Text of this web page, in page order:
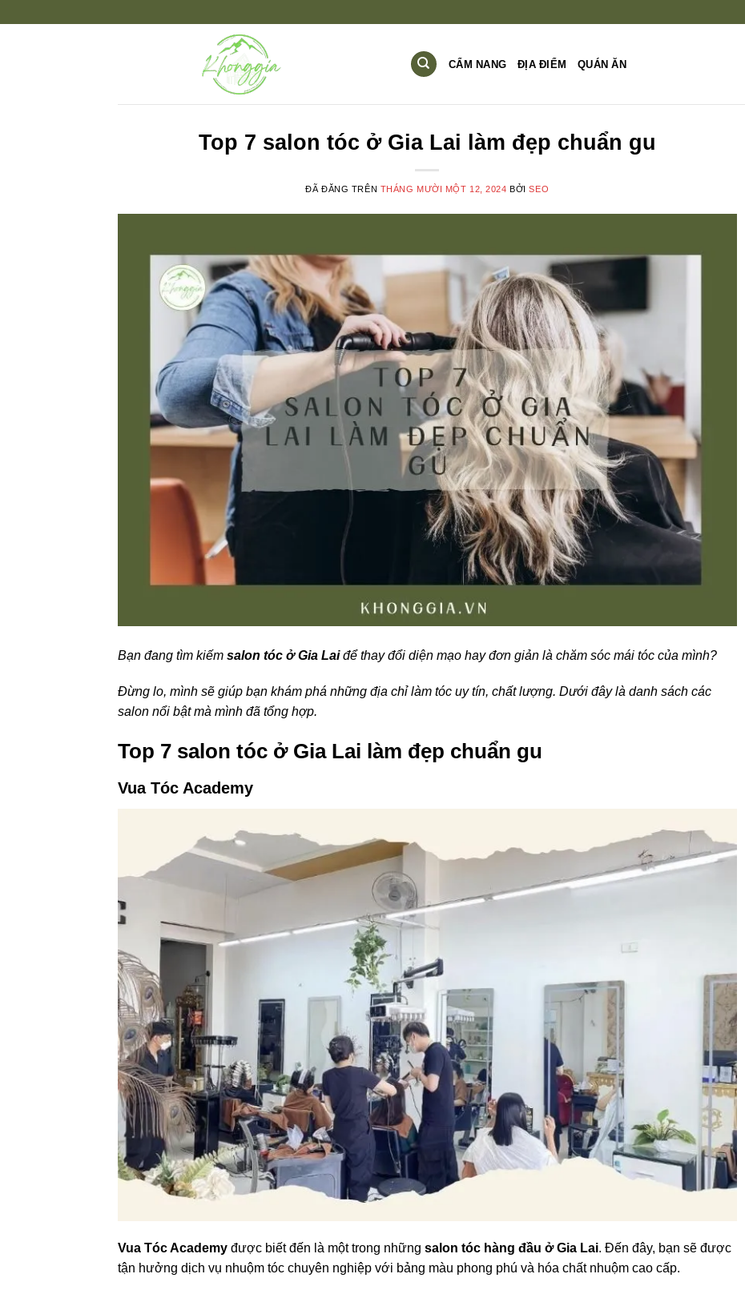
CẨM NANG ĐỊA ĐIỂM QUÁN ĂN
Top 7 salon tóc ở Gia Lai làm đẹp chuẩn gu
ĐÃ ĐĂNG TRÊN THÁNG MƯỜI MỘT 12, 2024 BỞISEO
Bạn đang tìm kiếm salon tóc ở Gia Laiđể thay đổi diện mạo hay đơn giản là chăm sóc mái tóc của mình?
Đừng lo, mình sẽ giúp bạn khám phá những địa chỉ làm tóc uy tín, chất lượng. Dưới đây là danh sách các
salon nổi bật mà mình đã tổng hợp.
Top 7 salon tóc ở Gia Lai làm đẹp chuẩn gu
Vua Tóc Academy
Vua Tóc Academy được biết đến là một trong những salon tóc hàng đầu ở Gia Lai. Đến đây, bạn sẽ được
tận hưởng dịch vụ nhuộm tóc chuyên nghiệp với bảng màu phong phú và hóa chất nhuộm cao cấp.